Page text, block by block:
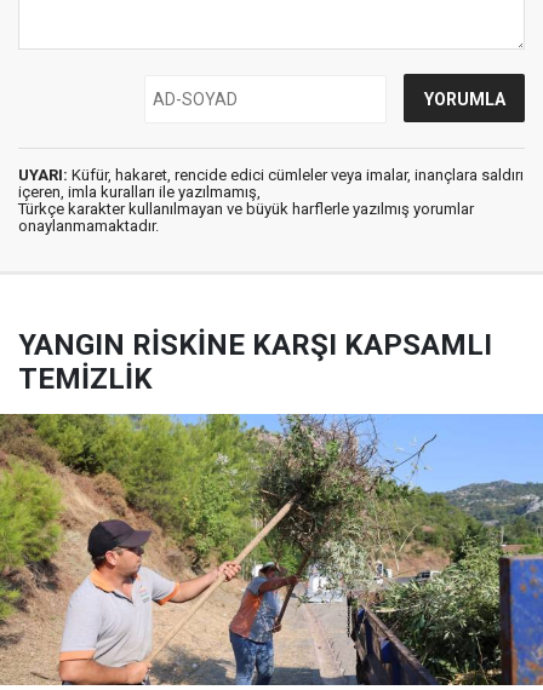
UYARI: Küfür, hakaret, rencide edici cümleler veya imalar, inançlara saldırı
içeren, imla kuralları ile yazılmamış,
Türkçe karakter kullanılmayan ve büyük harflerle yazılmış yorumlar
onaylanmamaktadır.
YANGIN RİSKİNE KARŞI KAPSAMLI
TEMİZLİK